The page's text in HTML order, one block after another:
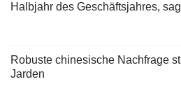
Halbjahr des Geschäftsjahres,
Robuste chinesische Nachfrage
Jarden